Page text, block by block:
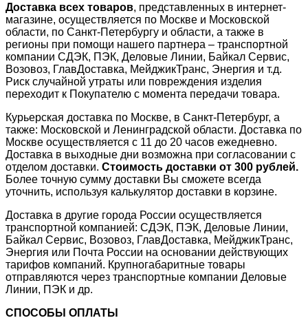
Доставка всех товаров, представленных в интернет-
магазине, осуществляется по Москве и Московской
области, по Санкт-Петербургу и области, а также в
регионы при помощи нашего партнера – транспортной
компании СДЭК, ПЭК, Деловые Линии, Байкал Сервис,
Возовоз, ГлавДоставка, МейджикТранс, Энергия и т.д.
Риск случайной утраты или повреждения изделия
переходит к Покупателю с момента передачи товара.
Курьерская доставка по Москве, в Санкт-Петербург, а
также: Московской и Ленинградской области. Доставка по
Москве осуществляется с 11 до 20 часов ежедневно.
Доставка в выходные дни возможна при согласовании с
отделом доставки. Стоимость доставки от 300 рублей.
Более точную сумму доставки Вы сможете всегда
уточнить, используя калькулятор доставки в корзине.
Доставка в другие города России осуществляется
транспортной компанией: СДЭК, ПЭК, Деловые Линии,
Байкал Сервис, Возовоз, ГлавДоставка, МейджикТранс,
Энергия или Почта России на основании действующих
тарифов компаний. Крупногабаритные товары
отправляются через транспортные компании Деловые
Линии, ПЭК и др.
СПОСОБЫ ОПЛАТЫ